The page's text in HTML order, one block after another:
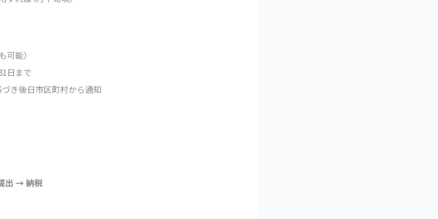
能）
日まで
き後日市区町村から通知
出 → 納税